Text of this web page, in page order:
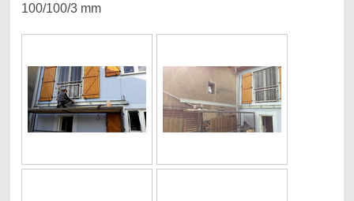
100/100/3 mm